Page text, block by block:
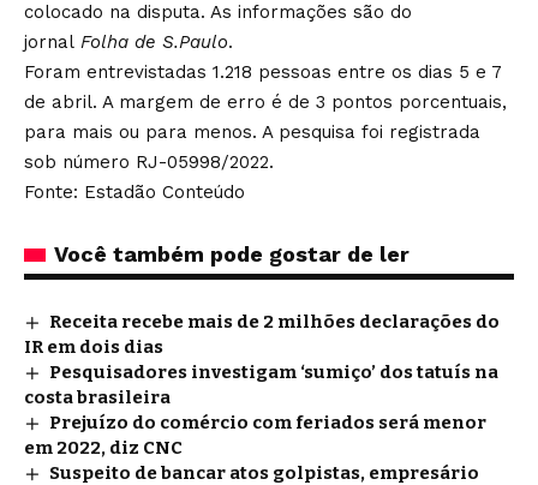
colocado na disputa. As informações são do
jornal Folha de S.Paulo.
Foram entrevistadas 1.218 pessoas entre os dias 5 e 7
de abril. A margem de erro é de 3 pontos porcentuais,
para mais ou para menos. A pesquisa foi registrada
sob número RJ-05998/2022.
Fonte: Estadão Conteúdo
Você também pode gostar de ler
Receita recebe mais de 2 milhões declarações do
IR em dois dias
Pesquisadores investigam ‘sumiço’ dos tatuís na
costa brasileira
Prejuízo do comércio com feriados será menor
em 2022, diz CNC
Suspeito de bancar atos golpistas, empresário